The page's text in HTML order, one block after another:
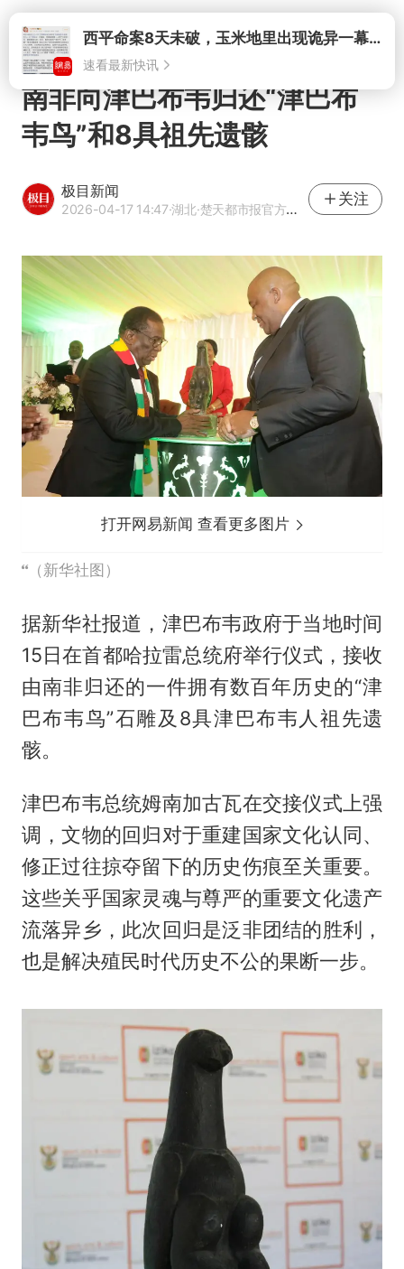
打开西平命案8天未破，玉米地里出现诡异一幕，我突然想起了欧金中
速看最新快讯
南非向津巴布韦归还“津巴布
韦鸟”和8具祖先遗骸
极目新闻
2026-04-17 14:47·湖北·楚天都市报官方网易号
关注
打开网易新闻 查看更多图片
（新华社图）
据新华社报道，津巴布韦政府于当地时间
15日在首都哈拉雷总统府举行仪式，接收
由南非归还的一件拥有数百年历史的“津
巴布韦鸟”石雕及8具津巴布韦人祖先遗
骸。
津巴布韦总统姆南加古瓦在交接仪式上强
调，文物的回归对于重建国家文化认同、
修正过往掠夺留下的历史伤痕至关重要。
这些关乎国家灵魂与尊严的重要文化遗产
流落异乡，此次回归是泛非团结的胜利，
也是解决殖民时代历史不公的果断一步。